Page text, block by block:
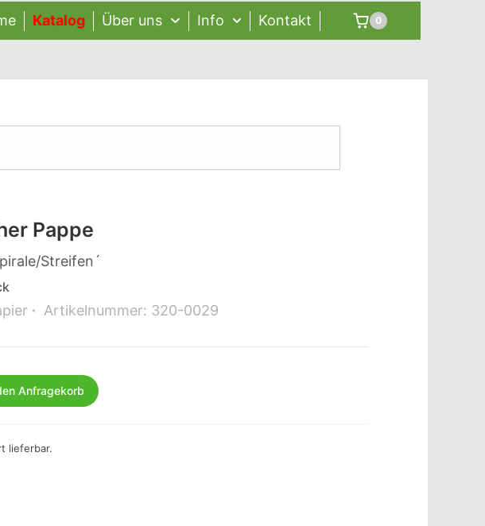
Katalog Über uns Info Kontakt 0
Pappe
Streifen´
Artikelnummer: 320-0029
Anfragekorb
lieferbar.